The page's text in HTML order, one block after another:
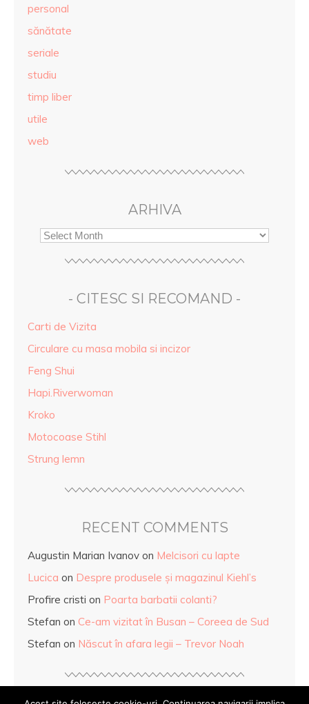
personal
sănătate
seriale
studiu
timp liber
utile
web
ARHIVA
- CITESC SI RECOMAND -
Carti de Vizita
Circulare cu masa mobila si incizor
Feng Shui
Hapi.Riverwoman
Kroko
Motocoase Stihl
Strung lemn
RECENT COMMENTS
Augustin Marian Ivanov on Melcisori cu lapte
Lucica on Despre produsele și magazinul Kiehl’s
Profire cristi on Poarta barbatii colanti?
Stefan on Ce-am vizitat în Busan – Coreea de Sud
Stefan on Născut în afara legii – Trevor Noah